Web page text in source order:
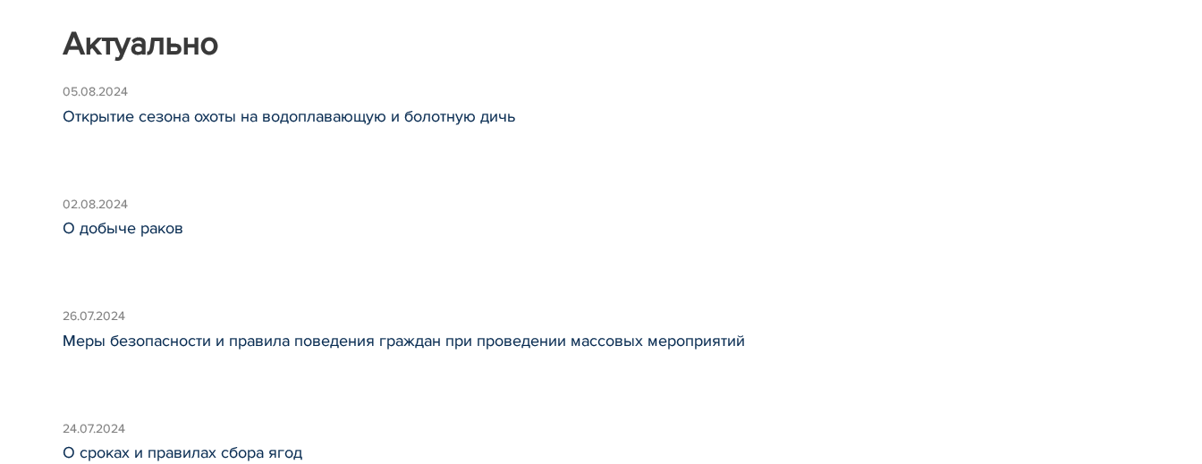
Актуально
05.08.2024
Открытие сезона охоты на водоплавающую и болотную дичь
02.08.2024
О добыче раков
26.07.2024
Меры безопасности и правила поведения граждан при проведении массовых мероприятий
24.07.2024
О сроках и правилах сбора ягод